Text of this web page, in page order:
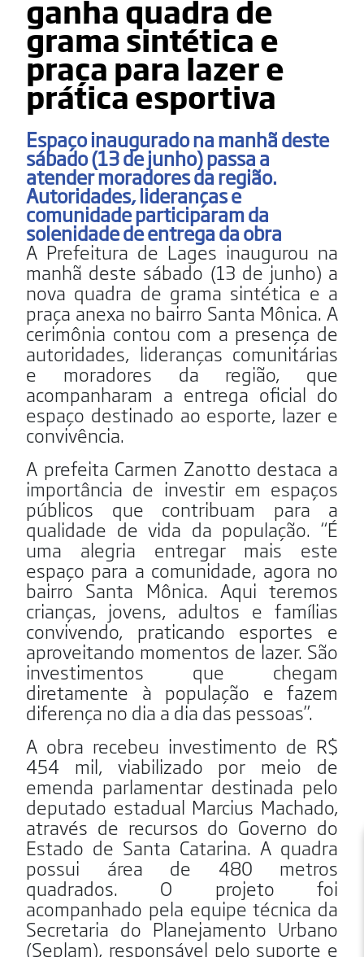
ganha quadra de
grama sintética e
praça para lazer e
prática esportiva
Espaço inaugurado na manhã deste
sábado (13 de junho) passa a
atender moradores da região.
Autoridades, lideranças e
comunidade participaram da
solenidade de entrega da obra
A Prefeitura de Lages inaugurou na
manhã deste sábado (13 de junho) a
nova quadra de grama sintética e a
praça anexa no bairro Santa Mônica. A
cerimônia contou com a presença de
autoridades, lideranças comunitárias
e moradores da região, que
acompanharam a entrega oficial do
espaço destinado ao esporte, lazer e
convivência.
A prefeita Carmen Zanotto destaca a
importância de investir em espaços
públicos que contribuam para a
qualidade de vida da população. “É
uma alegria entregar mais este
espaço para a comunidade, agora no
bairro Santa Mônica. Aqui teremos
crianças, jovens, adultos e famílias
convivendo, praticando esportes e
aproveitando momentos de lazer. São
investimentos que chegam
diretamente à população e fazem
diferença no dia a dia das pessoas”.
A obra recebeu investimento de R$
454 mil, viabilizado por meio de
emenda parlamentar destinada pelo
deputado estadual Marcius Machado,
através de recursos do Governo do
Estado de Santa Catarina. A quadra
possui área de 480 metros
quadrados. O projeto foi
acompanhado pela equipe técnica da
Secretaria do Planejamento Urbano
(Seplam), responsável pelo suporte e